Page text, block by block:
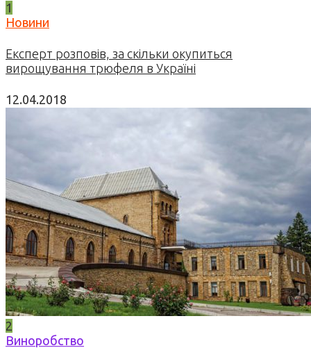
1
Новини
Експерт розповів, за скільки окупиться
вирощування трюфеля в Україні
12.04.2018
2
Виноробство